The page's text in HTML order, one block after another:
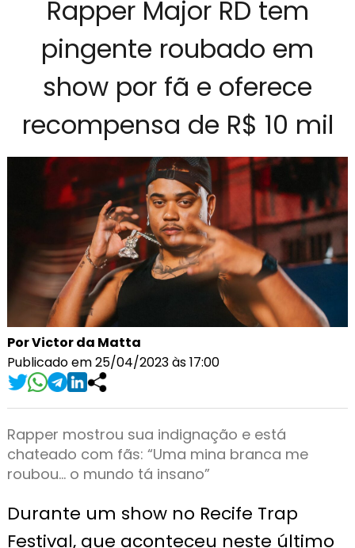
Rapper Major RD tem
pingente roubado em
show por fã e oferece
recompensa de R$ 10 mil
Por Victor da Matta
Publicado em 25/04/2023 às 17:00
Rapper mostrou sua indignação e está
chateado com fãs: “Uma mina branca me
roubou… o mundo tá insano”
Durante um show no Recife Trap
Festival, que aconteceu neste último